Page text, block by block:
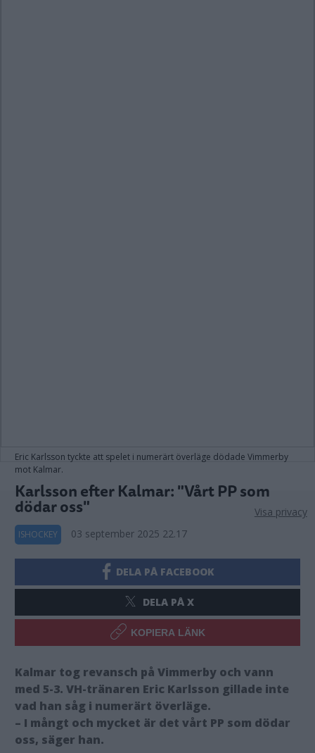
Eric Karlsson tyckte att spelet i numerärt överläge dödade Vimmerby
mot Kalmar.
Karlsson efter Kalmar: "Vårt PP som
dödar oss"
ISHOCKEY 03 september 2025 22.17
DELA PÅ FACEBOOK
DELA PÅ X
KOPIERA LÄNK
Kalmar tog revansch på Vimmerby och vann
med 5-3. VH-tränaren Eric Karlsson gillade inte
vad han såg i numerärt överläge.
– I mångt och mycket är det vårt PP som dödar
oss, säger han.
Visa privacy